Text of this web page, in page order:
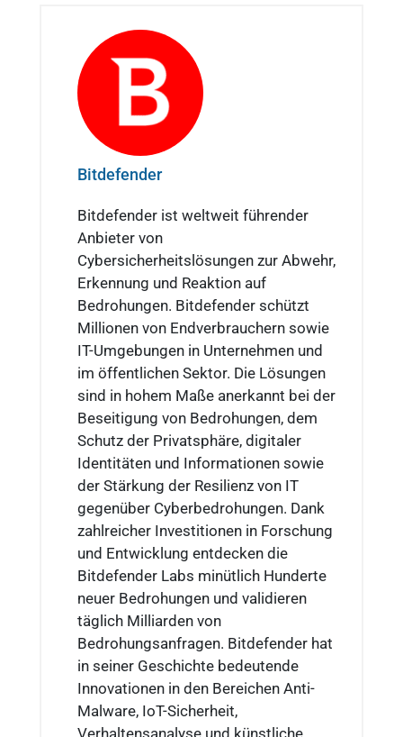
Bitdefender
Bitdefender ist weltweit führender
Anbieter von
Cybersicherheitslösungen zur Abwehr,
Erkennung und Reaktion auf
Bedrohungen. Bitdefender schützt
Millionen von Endverbrauchern sowie
IT-Umgebungen in Unternehmen und
im öffentlichen Sektor. Die Lösungen
sind in hohem Maße anerkannt bei der
Beseitigung von Bedrohungen, dem
Schutz der Privatsphäre, digitaler
Identitäten und Informationen sowie
der Stärkung der Resilienz von IT
gegenüber Cyberbedrohungen. Dank
zahlreicher Investitionen in Forschung
und Entwicklung entdecken die
Bitdefender Labs minütlich Hunderte
neuer Bedrohungen und validieren
täglich Milliarden von
Bedrohungsanfragen. Bitdefender hat
in seiner Geschichte bedeutende
Innovationen in den Bereichen Anti-
Malware, IoT-Sicherheit,
Verhaltensanalyse und künstliche